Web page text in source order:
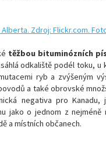
těžbou bituminózních
odkaliště podél toku, u
ryb a zvýšeným
a také obrovské
negativa pro Kanadu,
jako o jednom z nejméně
a místních občanech.